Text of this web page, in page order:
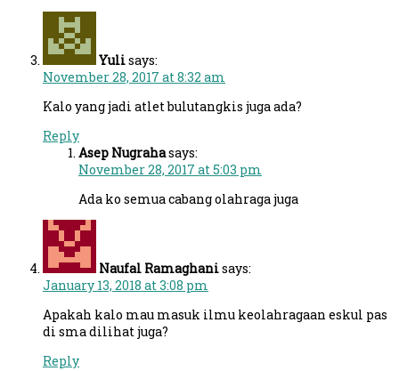
Yulisays:
November 28, 2017 at 8:32 am
Kalo yang jadi atlet bulutangkis juga ada?
Reply
Asep Nugrahasays:
November 28, 2017 at 5:03 pm
Ada ko semua cabang olahraga juga
Naufal Ramaghanisays:
January 13, 2018 at 3:08 pm
Apakah kalo mau masuk ilmu keolahragaan eskul pas
di sma dilihat juga?
Reply